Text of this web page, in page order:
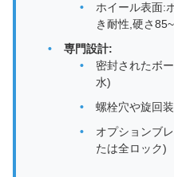
ホイール表面:
き耐性,硬さ
専門設計:
密封されたボ
水)
螺栓穴や旋回
オプションブ
たは全ロック)